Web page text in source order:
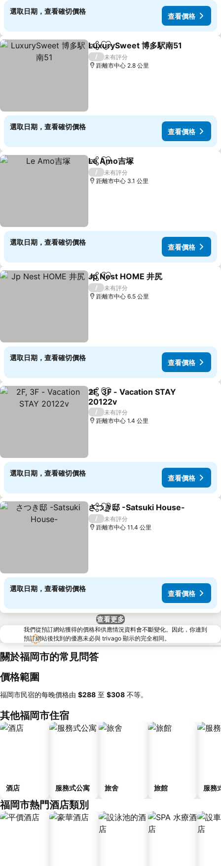
選取日期，查看確切價格
查看價格
分享 放到收藏夾
LuxurySweet 博多駅南51
/
未有評分
距離市中心 2.8 公里
選取日期，查看確切價格
查看價格
分享 放到收藏夾
Le Amo吉塚
/
未有評分
距離市中心 3.1 公里
選取日期，查看確切價格
查看價格
分享 放到收藏夾
Jp Nest HOME 井尻
/
未有評分
距離市中心 6.5 公里
選取日期，查看確切價格
查看價格
分享 放到收藏夾
2F, 3F - Vacation STAY
20122v
查看價格
/
未有評分
距離市中心 1.4 公里
選取日期，查看確切價格
查看價格
分享 放到收藏夾
さつき邸 -Satsuki House-
/
未有評分
距離市中心 11.4 公里
選取日期，查看確切價格
查看價格
查看更多
我們從預訂網站獲得的價格和供應情況資料會不斷變化。因此，你連到
預訂網站後找到的優惠未必與 trivago 顯示的完全相同。
關於福岡市的常見問答
價格範圍
福岡市民宿的每晚價格由 ‎$288 至 ‎$308 不等。
其他福岡市住宿
酒店 服務式公寓 旅舍 旅館 服務
福岡市熱門酒店類別